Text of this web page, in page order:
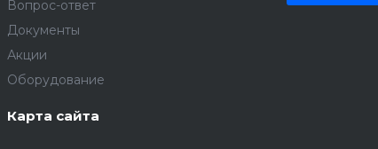
Вопрос-ответ
Документы
Акции
Оборудование
Карта сайта